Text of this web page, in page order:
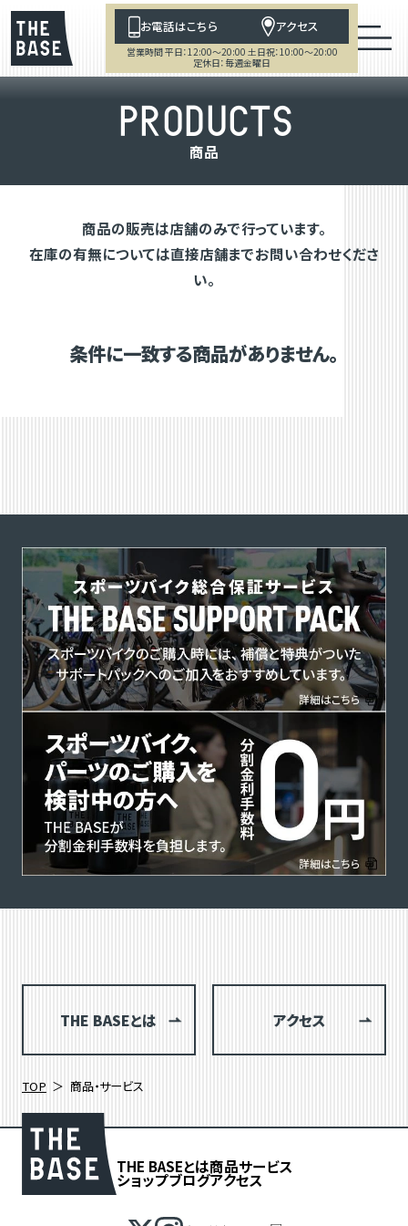
お電話はこちら アクセス
営業時間 平日：12:00～20:00 土日祝：10:00～20:00
定休日：毎週金曜日
PRODUCTS
商品
商品の販売は店舗のみで行っています。
在庫の有無については直接店舗までお問い合わせくださ
い。
条件に一致する商品がありません。
THE BASEとは アクセス
TOP 商品・サービス
THE BASEとは商品サービス
ショップブログアクセス